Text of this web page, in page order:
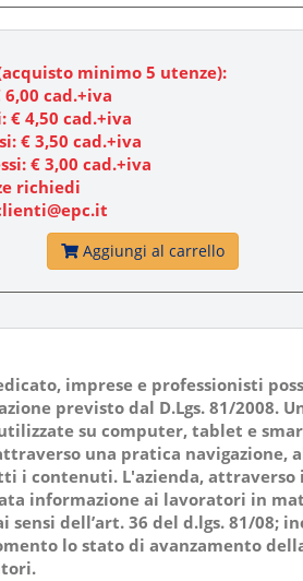
minimo 5 utenze):
6,00 cad.+iva
€ 4,50 cad.+iva
€ 3,50 cad.+iva
€3,00 cad.+iva
richiedi
Aggiungi al carrello
imprese e professionisti
previsto dal D.Lgs. 81/2008.
su computer, tablet e
una pratica navigazione,
i contenuti. L'azienda,
informazione ai lavoratori in
sensi dell’art. 36 del d.lgs. 81/08;
lo stato di avanzamento